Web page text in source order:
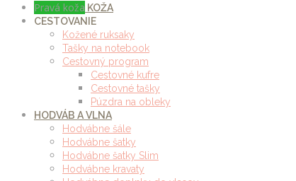
Pravá koža KOŽA
CESTOVANIE
Kožené ruksaky
Tašky na notebook
Cestovný program
Cestovné kufre
Cestovné tašky
Púzdra na obleky
HODVÁB A VLNA
Hodvábne šále
Hodvábne šatky
Hodvábne šatky Slim
Hodvábne kravaty